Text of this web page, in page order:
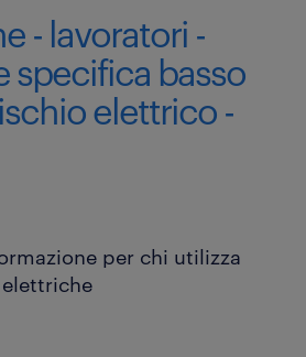
- lavoratori -
specifica basso
elettrico -
per chi utilizza